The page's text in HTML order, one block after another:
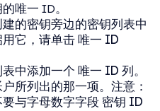
唯一 ID。
的密钥旁边的密钥列表中
用它，请单击唯一 ID
中添加一个 唯一 ID 列。
所列出的那一项。注意：
与字母数字字段 密钥 ID